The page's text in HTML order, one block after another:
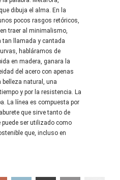
dibuja el alma. En la
pocos rasgos retóricos,
traer al minimalismo,
tan llamada y cantada
habláramos de
en madera, ganara la
del acero con apenas
belleza natural, una
y por la resistencia. La
La línea es compuesta por
que sirve tanto de
ser utilizado como
que, incluso en